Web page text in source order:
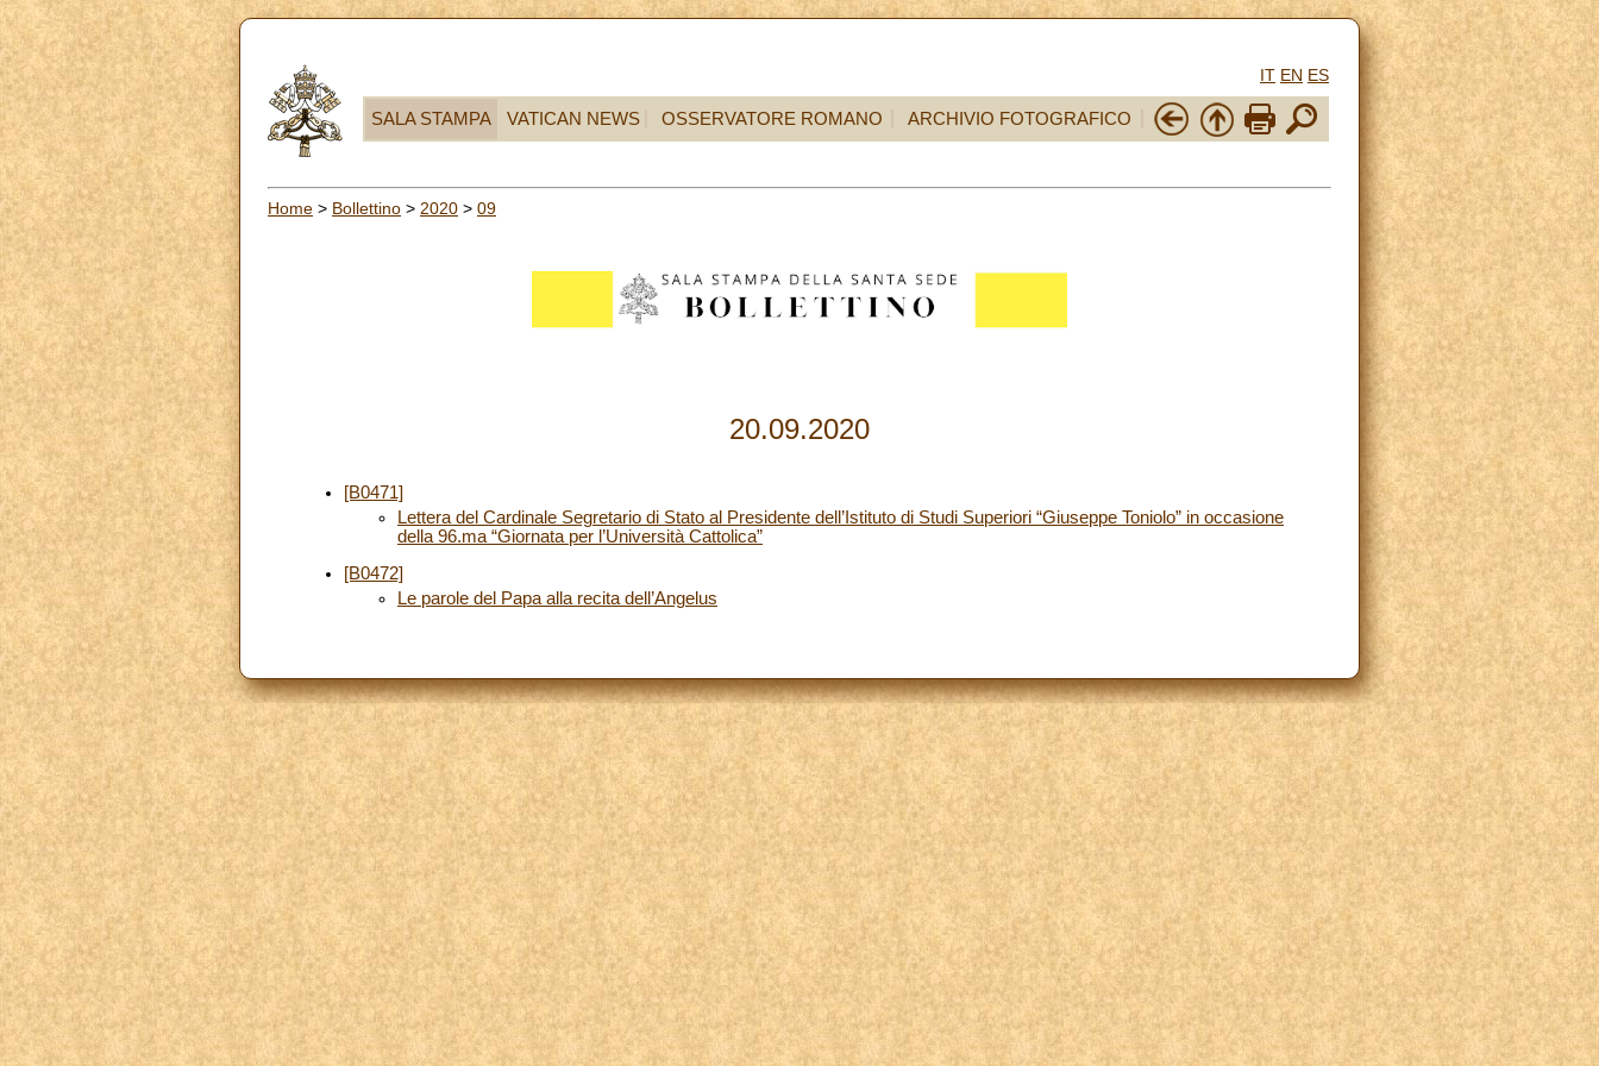
IT EN ES
SALA STAMPA VATICAN NEWS OSSERVATORE ROMANO ARCHIVIO FOTOGRAFICO
Home > Bollettino > 2020 > 09
20.09.2020
[B0471]
Lettera del Cardinale Segretario di Stato al Presidente dell’Istituto di Studi Superiori “Giuseppe Toniolo” in occasione
della 96.ma “Giornata per l’Università Cattolica”
[B0472]
Le parole del Papa alla recita dell’Angelus